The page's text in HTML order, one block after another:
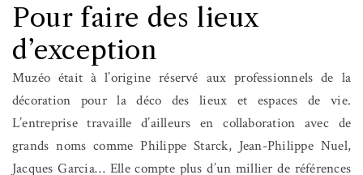
Pour faire des lieux
d’exception
Muzéo était à l’origine réservé aux professionnels de la
décoration pour la déco des lieux et espaces de vie.
L’entreprise travaille d’ailleurs en collaboration avec de
grands noms comme Philippe Starck, Jean-Philippe Nuel,
Jacques Garcia… Elle compte plus d’un millier de références